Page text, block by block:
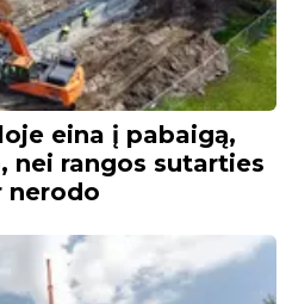
eina į pabaigą,
nei rangos sutarties
nerodo